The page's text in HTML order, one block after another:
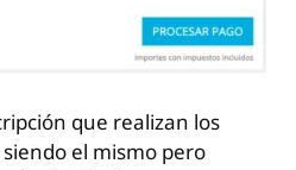
que realizan los
el mismo pero